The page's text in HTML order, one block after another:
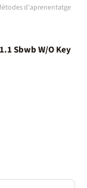
d'aprenentatge
Sbwb W/O Key